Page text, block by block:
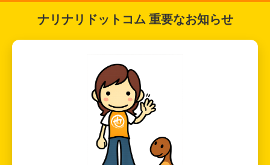
ナリナリドットコム 重要なお知らせ